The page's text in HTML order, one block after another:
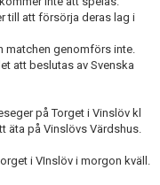
till att försörja deras lag i
matchen genomförs inte.
att beslutas av Svenska
på Torget i Vinslöv kl
äta på Vinslövs Värdshus.
i VInslöv i morgon kväll.